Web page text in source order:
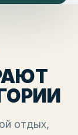
отдых,